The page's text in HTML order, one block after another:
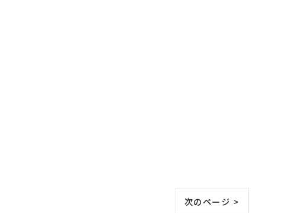
次のページ >